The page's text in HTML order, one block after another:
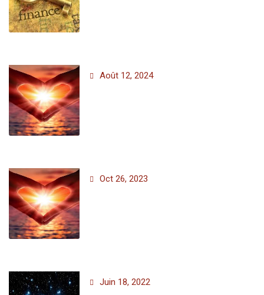
Août 12, 2024
Oct 26, 2023
Juin 18, 2022